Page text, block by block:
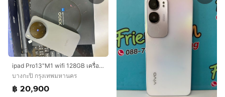
ipad Pro13"M1 wifi 128GB เครื่องสวย จอรอยนิดหน่อย อุปกรณ์กล่อง+ สายชาจ+เครื่องนัดรับบางกะปิ แฮปปี้แลน เดอะมอลบางกะปิ17,900 ครับ 0889935679 ต้น
บางกะปิ กรุงเทพมหานคร
฿ 20,900